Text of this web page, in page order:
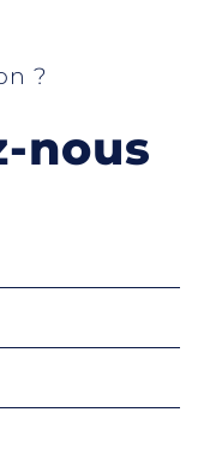
?
nous